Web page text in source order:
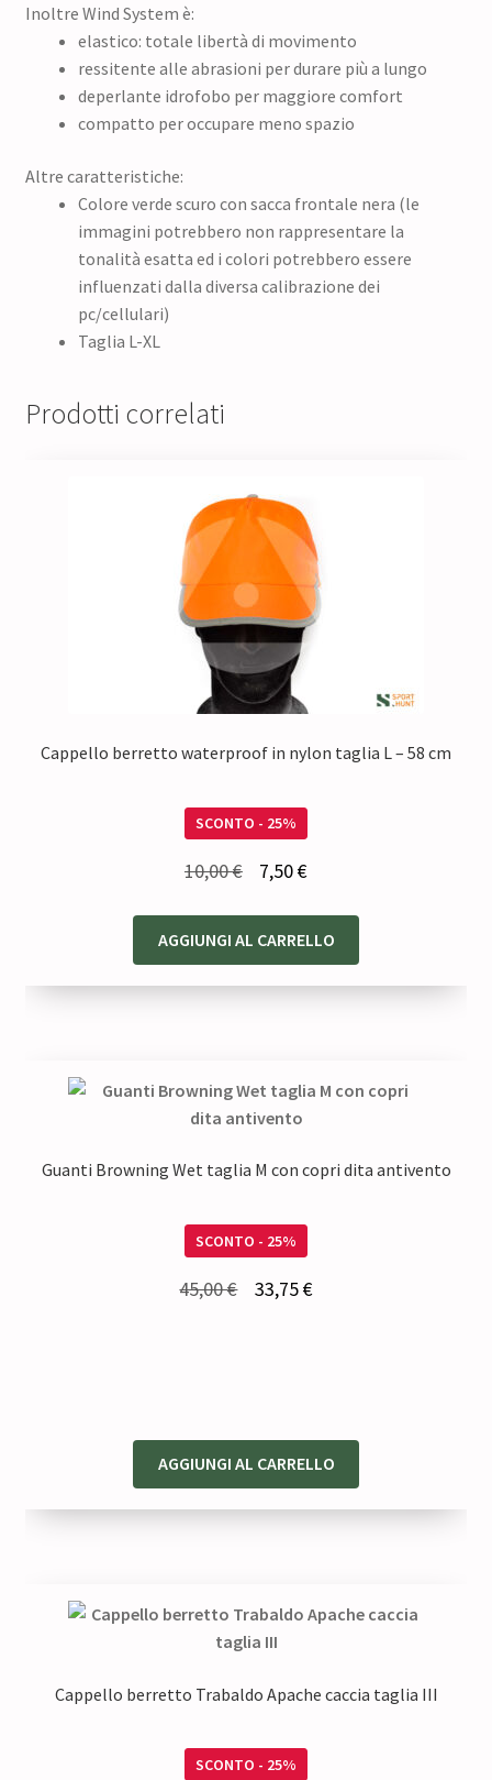
Inoltre Wind System è:
elastico: totale libertà di movimento
ressitente alle abrasioni per durare più a lungo
deperlante idrofobo per maggiore comfort
compatto per occupare meno spazio
Altre caratteristiche:
Colore verde scuro con sacca frontale nera (le
immagini potrebbero non rappresentare la
tonalità esatta ed i colori potrebbero essere
influenzati dalla diversa calibrazione dei
pc/cellulari)
Taglia L-XL
Prodotti correlati
Cappello berretto waterproof in nylon taglia L – 58 cm
SCONTO - 25%
10,00€
originale
era:
7,50€Il
attuale
è:
AGGIUNGI AL CARRELLO
Guanti Browning Wet taglia M con copri dita antivento
SCONTO - 25%
45,00€ 33,75€Il
AGGIUNGI AL CARRELLO
Cappello berretto Trabaldo Apache caccia taglia III
SCONTO - 25%